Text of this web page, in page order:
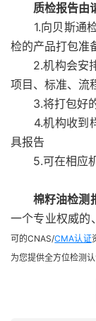
质检报告由
1.向贝斯通检
检的产品打包准
2.机构会安排
项目、标准、流
3.将打包好的
4.机构收到样
具报告
5.可在相应机
棉籽油检测
一个专业权威的
可的CNAS/CMA认证
为您提供全方位检测